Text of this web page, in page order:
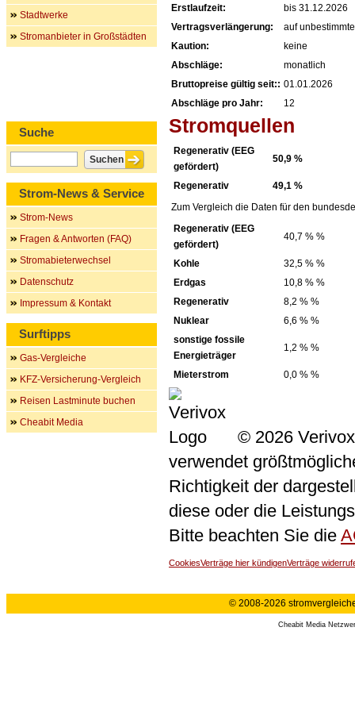
Erstlaufzeit:
bis 31.12.2026
Vertragsverlängerung:
auf
Kaution:
keine
Abschläge:
monatlich
Bruttopreise gültig seit:: 01.01.2026
Abschläge pro Jahr:
12
Stromquellen
Regenerativ (EEG
gefördert)
50,9 %
Regenerativ
49,1 %
Zum Vergleich die Daten für den
Regenerativ (EEG
gefördert)
40,7 % %
Kohle
32,5 % %
Erdgas
10,8 % %
Regenerativ
8,2 % %
Nuklear
6,6 % %
sonstige fossile
Energieträger
1,2 % %
Mieterstrom 0,0 % %
© 2026
verwendet
Richtigkeit der
diese oder die
Bitte beachten Sie die
CookiesVerträge hier kündigenVerträge
Stadtwerke
Stromanbieter in Großstädten
Suche
Strom-News & Service
Strom-News
Fragen & Antworten (FAQ)
Stromabieterwechsel
Datenschutz
Impressum & Kontakt
Surftipps
Gas-Vergleiche
KFZ-Versicherung-Vergleich
Reisen Lastminute buchen
Cheabit Media
© 2008-2026
Cheabit Media